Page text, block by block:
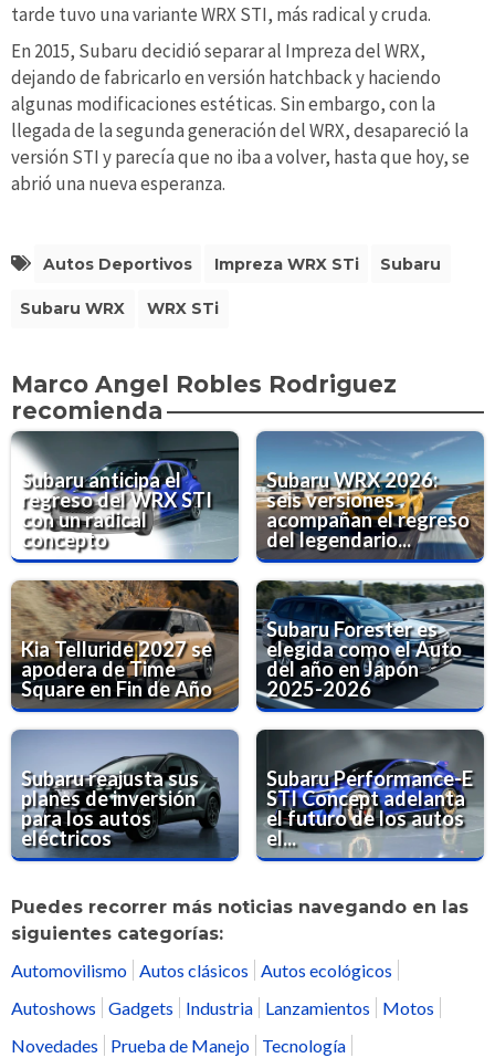
tarde tuvo una variante WRX STI, más radical y cruda.
En 2015, Subaru decidió separar al Impreza del WRX,
dejando de fabricarlo en versión hatchback y haciendo
algunas modificaciones estéticas. Sin embargo, con la
llegada de la segunda generación del WRX, desapareció la
versión STI y parecía que no iba a volver, hasta que hoy, se
abrió una nueva esperanza.
Autos Deportivos Impreza WRX STi Subaru
Subaru WRX WRX STi
Marco Angel Robles Rodriguez
recomienda
Subaru anticipa el
regreso del WRX STI
con un radical
concepto
Subaru WRX 2026:
seis versiones
acompañan el regreso
del legendario...
Kia Telluride 2027 se
apodera de Time
Square en Fin de Año
Subaru Forester es
elegida como el Auto
del año en Japón
2025-2026
Subaru reajusta sus
planes de inversión
para los autos
eléctricos
Subaru Performance-E
STI Concept adelanta
el futuro de los autos
el...
Puedes recorrer más noticias navegando en las
siguientes categorías:
Automovilismo Autos clásicos
Autos ecológicos
Autoshows
Gadgets Industria Lanzamientos
Motos
Novedades
Prueba de Manejo
Tecnología